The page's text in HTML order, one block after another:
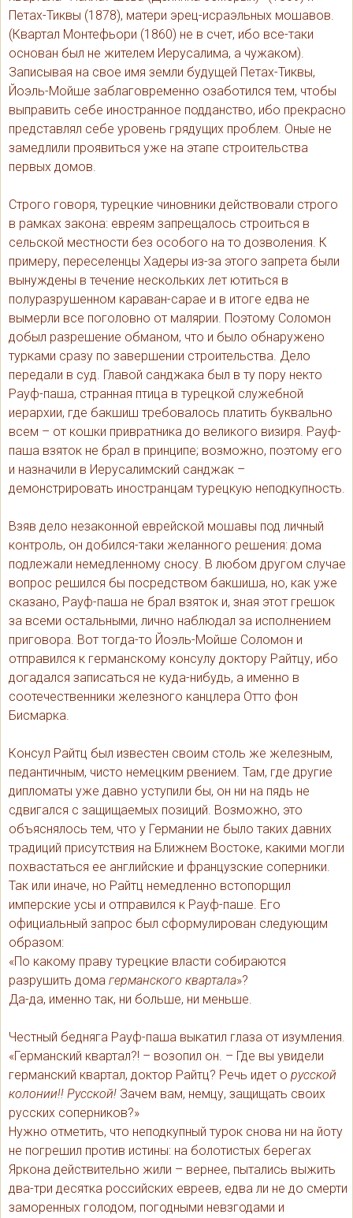
Петах-Тиквы (1878), матери эрец-исраэльных мошавов.
(Квартал Монтефьори (1860) не в счет, ибо все-таки
основан был не жителем Иерусалима, а чужаком).
Записывая на свое имя земли будущей Петах-Тиквы,
Йоэль-Мойше заблаговременно озаботился тем, чтобы
выправить себе иностранное подданство, ибо прекрасно
представлял себе уровень грядущих проблем. Оные не
замедлили проявиться уже на этапе строительства
первых домов.
Строго говоря, турецкие чиновники действовали строго
в рамках закона: евреям запрещалось строиться в
сельской местности без особого на то дозволения. К
примеру, переселенцы Хадеры из-за этого запрета были
вынуждены в течение нескольких лет ютиться в
полуразрушенном караван-сарае и в итоге едва не
вымерли все поголовно от малярии. Поэтому Соломон
добыл разрешение обманом, что и было обнаружено
турками сразу по завершении строительства. Дело
передали в суд. Главой санджака был в ту пору некто
Рауф-паша, странная птица в турецкой служебной
иерархии, где бакшиш требовалось платить буквально
всем – от кошки привратника до великого визиря. Рауф-
паша взяток не брал в принципе; возможно, поэтому его
и назначили в Иерусалимский санджак –
демонстрировать иностранцам турецкую неподкупность.
Взяв дело незаконной еврейской мошавы под личный
контроль, он добился-таки желанного решения: дома
подлежали немедленному сносу. В любом другом случае
вопрос решился бы посредством бакшиша, но, как уже
сказано, Рауф-паша не брал взяток и, зная этот грешок
за всеми остальными, лично наблюдал за исполнением
приговора. Вот тогда-то Йоэль-Мойше Соломон и
отправился к германскому консулу доктору Райтцу, ибо
догадался записаться не куда-нибудь, а именно в
соотечественники железного канцлера Отто фон
Бисмарка.
Консул Райтц был известен своим столь же железным,
педантичным, чисто немецким рвением. Там, где другие
дипломаты уже давно уступили бы, он ни на пядь не
сдвигался с защищаемых позиций. Возможно, это
объяснялось тем, что у Германии не было таких давних
традиций присутствия на Ближнем Востоке, какими могли
похвастаться ее английские и французские соперники.
Так или иначе, но Райтц немедленно встопорщил
имперские усы и отправился к Рауф-паше. Его
официальный запрос был сформулирован следующим
образом:
«По какому праву турецкие власти собираются
разрушить дома германского квартала»?
Да-да, именно так, ни больше, ни меньше.
Честный бедняга Рауф-паша выкатил глаза от изумления.
«Германский квартал?! – возопил он. – Где вы увидели
германский квартал, доктор Райтц? Речь идет о русской
колонии!! Русской! Зачем вам, немцу, защищать своих
русских соперников?»
Нужно отметить, что неподкупный турок снова ни на йоту
не погрешил против истины: на болотистых берегах
Яркона действительно жили – вернее, пытались выжить
два-три десятка российских евреев, едва ли не до смерти
заморенных голодом, погодными невзгодами и